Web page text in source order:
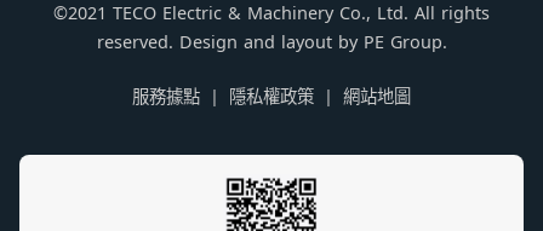
©2021 TECO Electric & Machinery Co., Ltd. All rights
reserved. Design and layout by PE Group.
服務據點 隱私權政策 網站地圖